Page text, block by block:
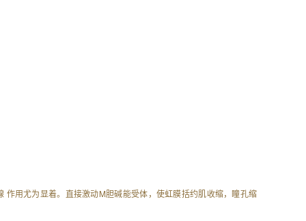
用尤为显着。直接激动M胆碱能受体，使虹膜括约肌收缩，瞳孔缩